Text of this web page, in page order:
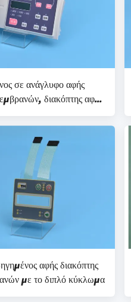
σε ανάγλυφο αφής
διακόπτης αφής
πολύχρωμο που
αφής διακόπτης
με το διπλό κύκλωμα